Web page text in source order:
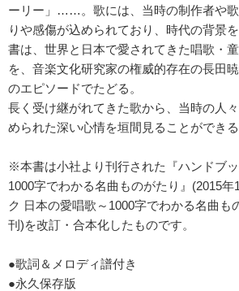
ーリー」……。歌には、当時の制作者や
りや感傷が込められており、時代の背景
書は、世界と日本で愛されてきた唱歌・
を、音楽文化研究家の権威的存在の長田
のエピソードでたどる。
長く受け継がれてきた歌から、当時の人
められた深い心情を垣間見ることができる
※本書は小社より刊行された『ハンドブ
1000字でわかる名曲ものがたり』(2015年
ク 日本の愛唱歌～1000字でわかる名曲も
刊)を改訂・合本化したものです。
●歌詞＆メロディ譜付き
●永久保存版